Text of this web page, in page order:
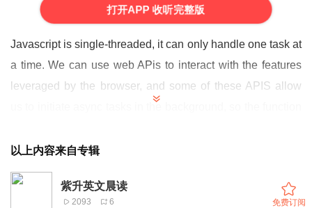
打开APP 收听完整版
Javascript is single-threaded, it can only handle one task at
a time. We can use web APis to interact with the features
leveraged by the browser, and some of these APIS allow
call stack, but this is just to hand it off to the browser. The
actual async task is handled in the background, so it does
not block the call stack.
以上内容来自专辑
紫升英文晨读
2093 6 免费订阅